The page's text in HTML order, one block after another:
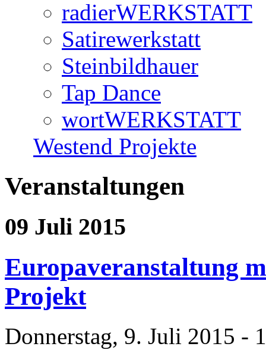
radierWERKSTATT
Satirewerkstatt
Steinbildhauer
Tap Dance
wortWERKSTATT
Westend Projekte
Veranstaltungen
09 Juli 2015
Europaveranstaltung
Projekt
Donnerstag, 9. Juli 2015 -